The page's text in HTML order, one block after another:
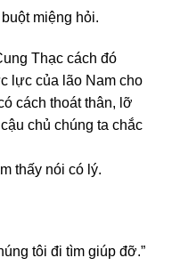
miệng hỏi.
Thạc cách đó
lực của lão Nam cho
cách thoát thân, lỡ
chủ chúng ta chắc
thấy nói có lý.
tôi đi tìm giúp đỡ.”